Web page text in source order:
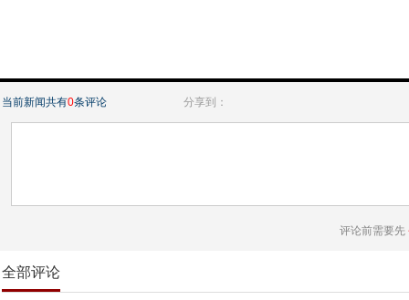
当前新闻共有0条评论 分享到：
评论前需要先
全部评论